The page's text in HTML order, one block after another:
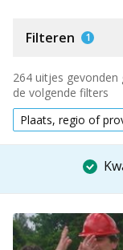
Filteren 1
264 uitjes gevonden
de volgende filters
Plaats, regio of